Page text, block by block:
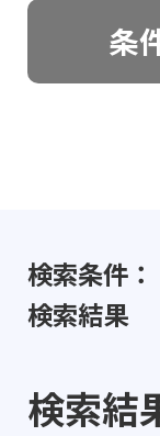
条
検索条件
検索結果
検索結